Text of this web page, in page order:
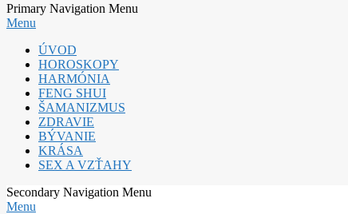
Primary Navigation Menu
Menu
ÚVOD
HOROSKOPY
HARMÓNIA
FENG SHUI
ŠAMANIZMUS
ZDRAVIE
BÝVANIE
KRÁSA
SEX A VZŤAHY
Secondary Navigation Menu
Menu